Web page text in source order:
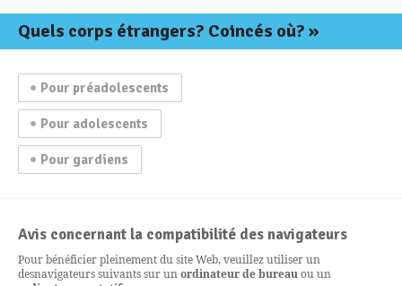
Quels corps étrangers? Coincés où?
Pour préadolescents
Pour adolescents
Pour gardiens
Avis concernant la compatibilité des navigateurs
Pour bénéficier pleinement du site Web, veuillez utiliser un
desnavigateurs suivants sur unordinateur de bureauou un